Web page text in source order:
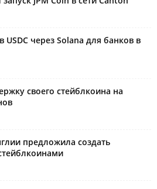
USDC через Solana для банков в
своего стейблкоина на
предложила создать